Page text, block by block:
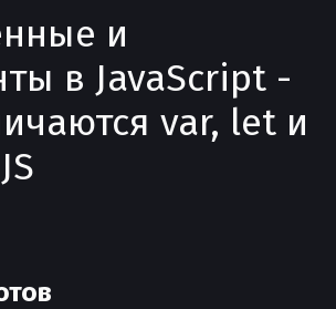
Вход
и
в JavaScript -
var, let и